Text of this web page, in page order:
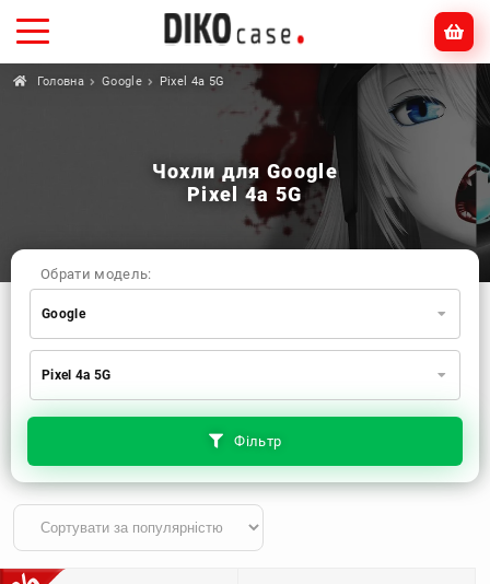
Головна Google Pixel 4a 5G
Чохли для Google
Pixel 4a 5G
Фільтр
Обрати модель:
Google
Xiaomi
Apple
Huawei
Realme
TECNO
ZTE
OnePlus
Motorola
Pixel 4a 5G